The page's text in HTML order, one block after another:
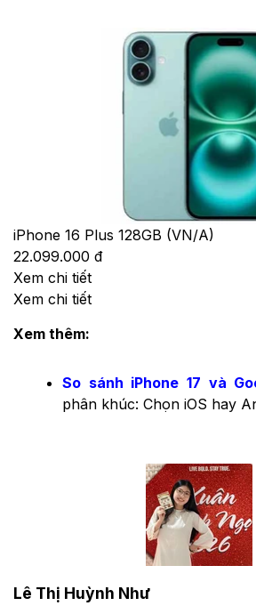
iPhone 16 Plus 128GB (VN/A)
22.099.000 đ
Xem chi tiết
Xem chi tiết
Xem thêm:
So sánh iPhone 17 và
phân khúc: Chọn iOS hay
Lê Thị Huỳnh Như